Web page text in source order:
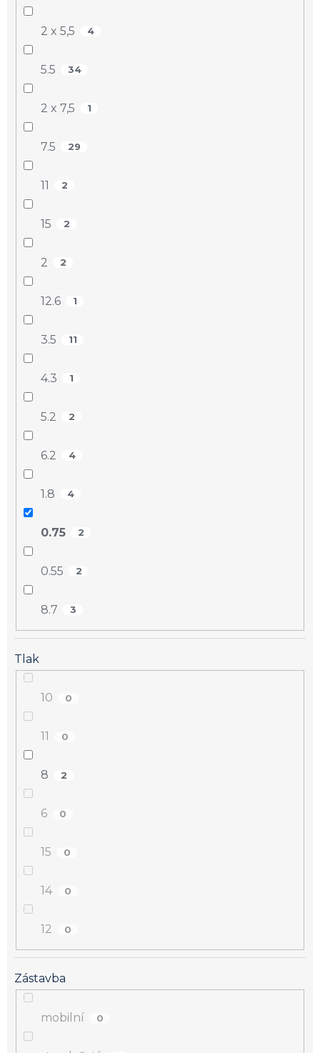
2 x 5,5 4
5.5 34
2 x 7,5 1
7.5 29
11 2
15 2
2 2
12.6 1
3.5 11
4.3 1
5.2 2
6.2 4
1.8 4
0.75 2
0.55 2
8.7 3
Tlak
10 0
11 0
8 2
6 0
15 0
14 0
12 0
Zástavba
mobilní 0